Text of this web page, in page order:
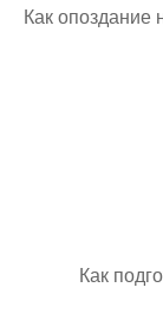
Как опоздание
Как